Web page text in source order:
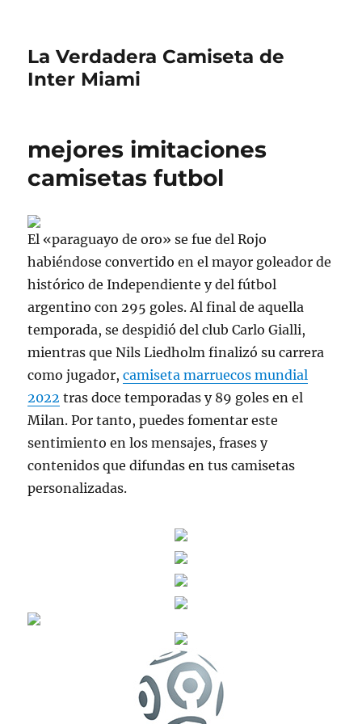
La Verdadera Camiseta de
Inter Miami
mejores imitaciones
camisetas futbol
El «paraguayo de oro» se fue del Rojo
habiéndose convertido en el mayor goleador de
histórico de Independiente y del fútbol
argentino con 295 goles. Al final de aquella
temporada, se despidió del club Carlo Gialli,
mientras que Nils Liedholm finalizó su carrera
como jugador,camiseta marruecos mundial
2022 tras doce temporadas y 89 goles en el
Milan. Por tanto, puedes fomentar este
sentimiento en los mensajes, frases y
contenidos que difundas en tus camisetas
personalizadas.